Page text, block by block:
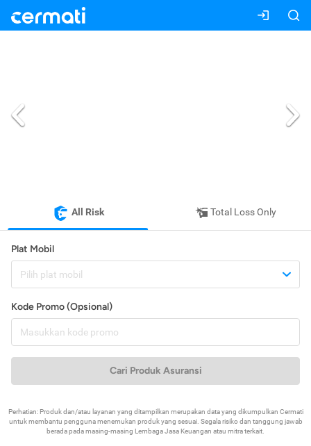
All Risk Total Loss Only
Plat Mobil
Pilih plat mobil
Kode Promo (Opsional)
Cari Produk Asuransi
Perhatian: Produk dan/atau layanan yang ditampilkan merupakan data yang dikumpulkan Cermati
untuk membantu pengguna menemukan produk yang sesuai. Segala risiko dan tanggung jawab
berada pada masing-masing Lembaga Jasa Keuangan atau mitra terkait.